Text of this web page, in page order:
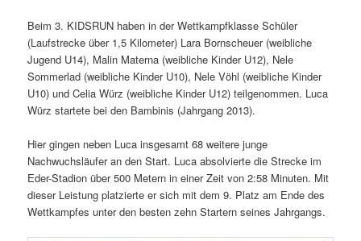
Beim 3. KIDSRUN haben in der Wettkampfklasse Schüler
(Laufstrecke über 1,5 Kilometer) Lara Bornscheuer (weibliche
Jugend U14), Malin Materna (weibliche Kinder U12), Nele
Sommerlad (weibliche Kinder U10), Nele Vöhl (weibliche Kinder
U10) und Celia Würz (weibliche Kinder U12) teilgenommen. Luca
Würz startete bei den Bambinis (Jahrgang 2013).
Hier gingen neben Luca insgesamt 68 weitere junge
Nachwuchsläufer an den Start. Luca absolvierte die Strecke im
Eder-Stadion über 500 Metern in einer Zeit von 2:58 Minuten. Mit
dieser Leistung platzierte er sich mit dem 9. Platz am Ende des
Wettkampfes unter den besten zehn Startern seines Jahrgangs.